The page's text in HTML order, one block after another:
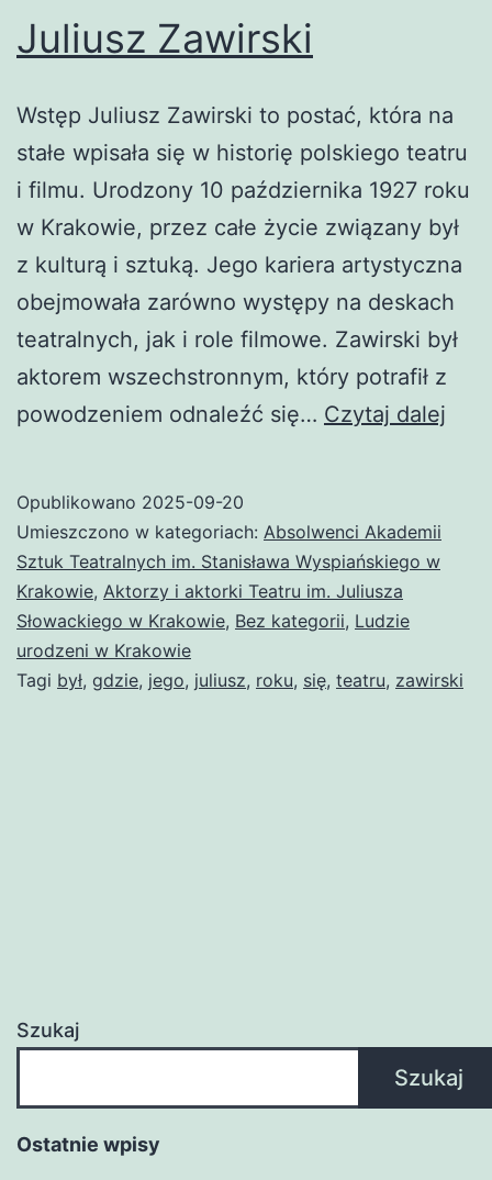
Juliusz Zawirski
Wstęp Juliusz Zawirski to postać, która na
stałe wpisała się w historię polskiego teatru
i filmu. Urodzony 10 października 1927 roku
w Krakowie, przez całe życie związany był
z kulturą i sztuką. Jego kariera artystyczna
obejmowała zarówno występy na deskach
teatralnych, jak i role filmowe. Zawirski był
aktorem wszechstronnym, który potrafił z
powodzeniem odnaleźć się… Czytaj dalej
Opublikowano 2025-09-20
Umieszczono w kategoriach: Absolwenci Akademii
Sztuk Teatralnych im. Stanisława Wyspiańskiego w
Krakowie, Aktorzy i aktorki Teatru im. Juliusza
Słowackiego w Krakowie, Bez kategorii, Ludzie
urodzeni w Krakowie
Tagi był, gdzie, jego, juliusz, roku, się, teatru, zawirski
Szukaj
Szukaj
Ostatnie wpisy